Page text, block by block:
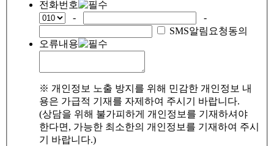
전화번호
-
-
SMS알림요청동의
오류내용
※ 개인정보 노출 방지를 위해 민감한 개인정보 내
용은 가급적 기재를 자제하여 주시기 바랍니다.
(상담을 위해 불가피하게 개인정보를 기재하셔야
한다면, 가능한 최소한의 개인정보를 기재하여 주시
기 바랍니다.)